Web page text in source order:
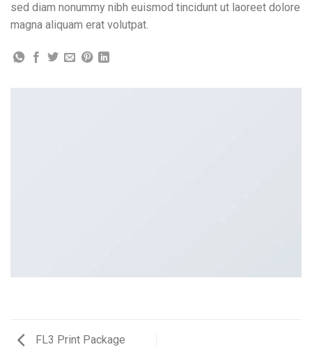
sed diam nonummy nibh euismod tincidunt ut laoreet dolore
magna aliquam erat volutpat.
FL3 Print Package